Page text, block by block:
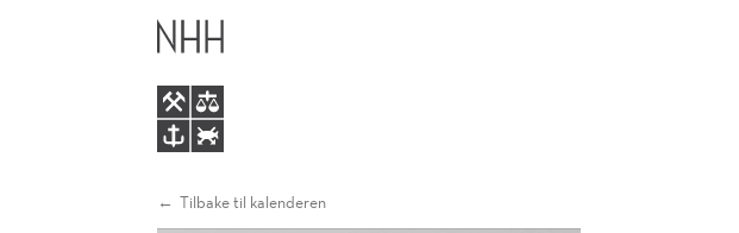
STOKASTISK
OPTIMERING
Tilbake til kalenderen